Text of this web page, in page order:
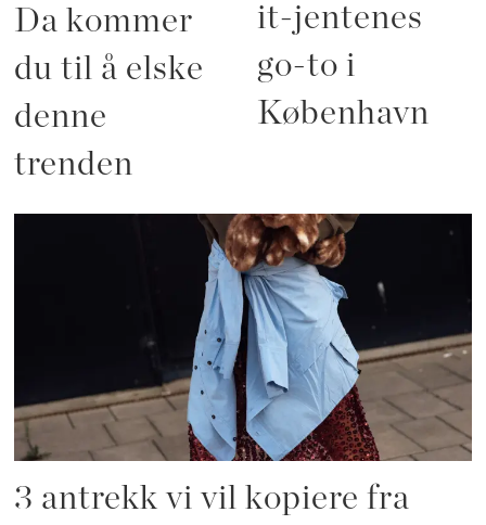
Da kommer
du til å elske
denne
trenden
it-jentenes
go-to i
København
3 antrekk vi vil kopiere fra